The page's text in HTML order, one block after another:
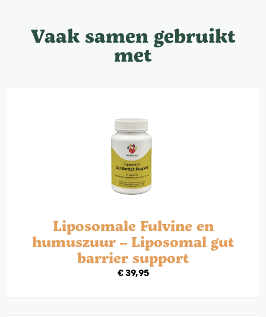
Vaak samen gebruikt
met
Liposomale Fulvine en
humuszuur – Liposomal gut
barrier support
€39,95